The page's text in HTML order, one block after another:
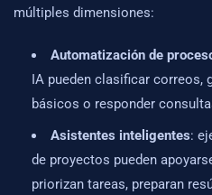
múltiples dimensiones:
Automatización de
IA pueden clasificar correos,
básicos o responder
Asistentes inteligentes:
de proyectos pueden
priorizan tareas, preparan